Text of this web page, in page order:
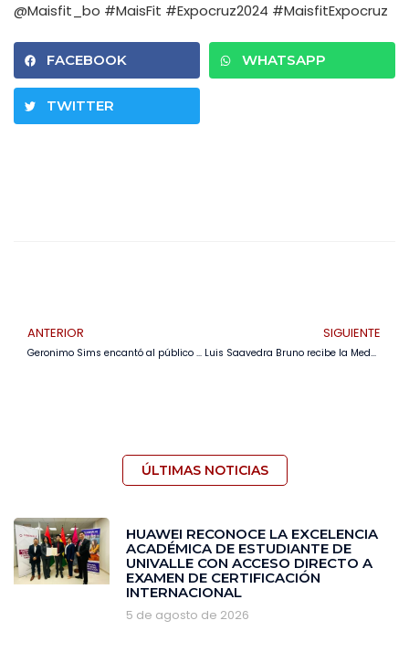
@Maisfit_bo #MaisFit #Expocruz2024 #MaisfitExpocruz
FACEBOOK WHATSAPP
TWITTER
ANTERIOR
Geronimo Sims encantó al público en Expocruz 2024
SIGUIENTE
Luis Saavedra Bruno recibe la Medalla al Méritopor su aporte a la región desde el empresariado
ÚLTIMAS NOTICIAS
HUAWEI RECONOCE LA EXCELENCIA
ACADÉMICA DE ESTUDIANTE DE
UNIVALLE CON ACCESO DIRECTO A
EXAMEN DE CERTIFICACIÓN
INTERNACIONAL
5 de agosto de 2026